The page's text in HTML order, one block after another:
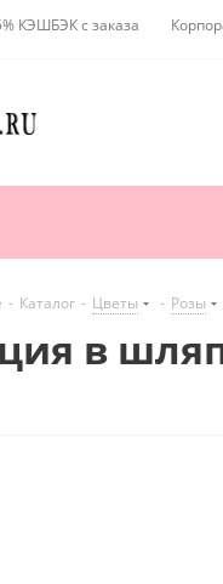
КЭШБЭК с заказа
- Каталог - Цветы - Розы
в